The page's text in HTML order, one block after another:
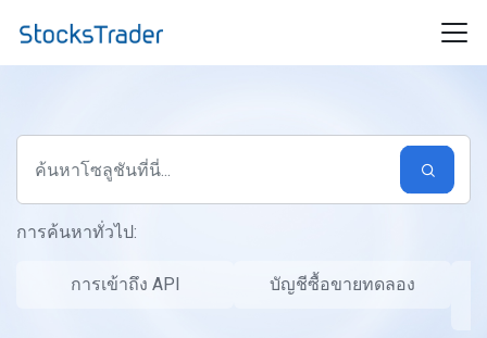
การค้นหาทั่วไป:
การเข้าถึง API บัญชีซื้อขายทดลอง